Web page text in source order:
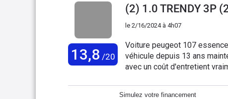
A part distri pompe à eau
voiture en 5 portes coffre
du 3 cylindres de l'essence
13,8 /20
(2) 1.0 TRENDY 3P
le 2/16/2024 à 4h07
Voiture peugeot 107
véhicule depuis 13 ans maintenant .
avec un coût d'entretient
Simulez votre financement